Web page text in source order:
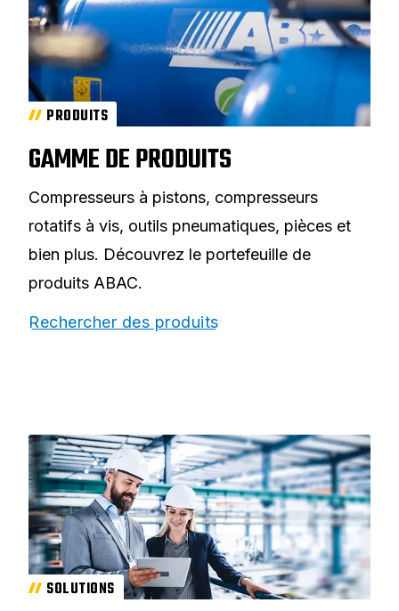
PRODUITS
GAMME DE PRODUITS
Compresseurs à pistons, compresseurs
rotatifs à vis, outils pneumatiques, pièces et
bien plus. Découvrez le portefeuille de
produits ABAC.
Rechercher des produits
SOLUTIONS